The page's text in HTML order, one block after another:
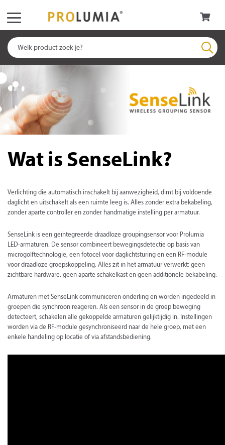
Wat is SenseLink?
Verlichting die automatisch inschakelt bij aanwezigheid, dimt bij voldoende
daglicht en uitschakelt als een ruimte leeg is. Alles zonder extra bekabeling,
zonder aparte controller en zonder handmatige instelling per armatuur.
SenseLink is een geïntegreerde draadloze groupingsensor voor Prolumia
LED-armaturen. De sensor combineert bewegingsdetectie op basis van
microgolftechnologie, een fotocel voor daglichtsturing en een RF-module
voor draadloze groepskoppeling. Alles zit in het armatuur verwerkt: geen
zichtbare hardware, geen aparte schakelkast en geen additionele bekabeling.
Armaturen met SenseLink communiceren onderling en worden ingedeeld in
groepen die synchroon reageren. Als een sensor in de groep beweging
detecteert, schakelen alle gekoppelde armaturen gelijktijdig in. Instellingen
worden via de RF-module gesynchroniseerd naar de hele groep, met een
enkele handeling op locatie of via afstandsbediening.